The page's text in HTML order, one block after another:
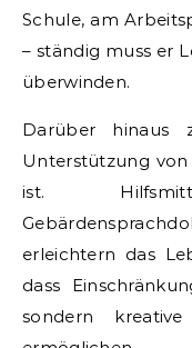
Schule, am
– ständig muss er
überwinden.
Darüber hinaus
Unterstützung
ist.
erleichtern das
dass
sondern